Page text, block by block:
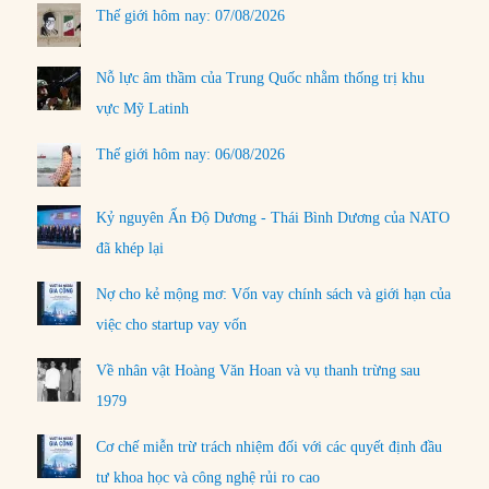
Thế giới hôm nay: 07/08/2026
Nỗ lực âm thầm của Trung Quốc nhằm thống trị khu
vực Mỹ Latinh
Thế giới hôm nay: 06/08/2026
Kỷ nguyên Ấn Độ Dương - Thái Bình Dương của NATO
đã khép lại
Nợ cho kẻ mộng mơ: Vốn vay chính sách và giới hạn của
việc cho startup vay vốn
Về nhân vật Hoàng Văn Hoan và vụ thanh trừng sau
1979
Cơ chế miễn trừ trách nhiệm đối với các quyết định đầu
tư khoa học và công nghệ rủi ro cao